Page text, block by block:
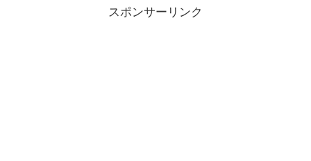
スポンサーリンク